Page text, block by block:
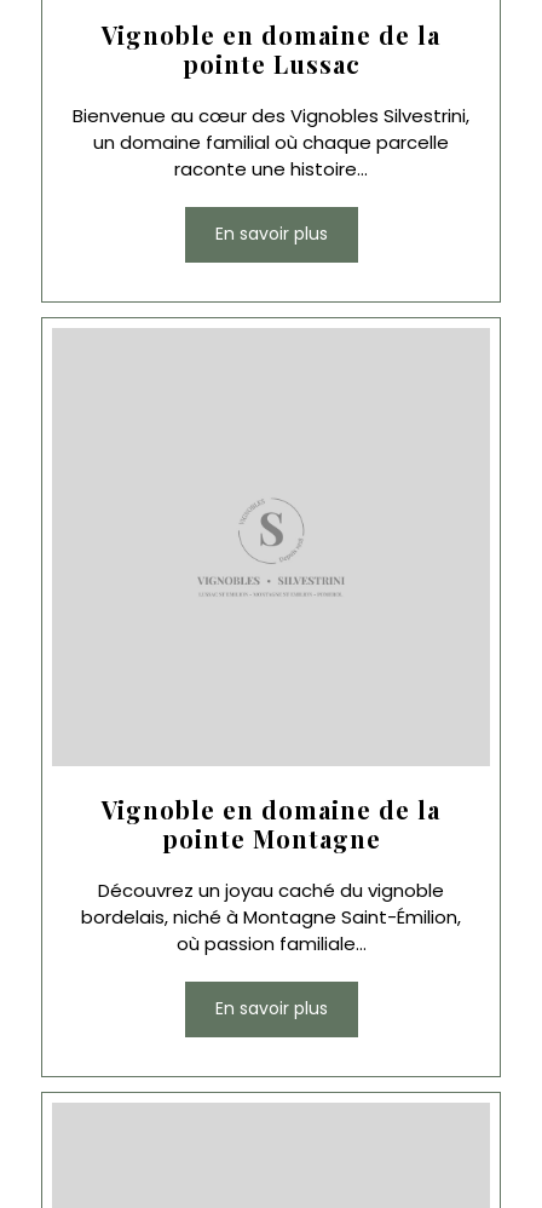
Vignoble en domaine de la
pointe Lussac
Bienvenue au cœur des Vignobles Silvestrini,
un domaine familial où chaque parcelle
raconte une histoire...
En savoir plus
Vignoble en domaine de la
pointe Montagne
Découvrez un joyau caché du vignoble
bordelais, niché à Montagne Saint-Émilion,
où passion familiale...
En savoir plus